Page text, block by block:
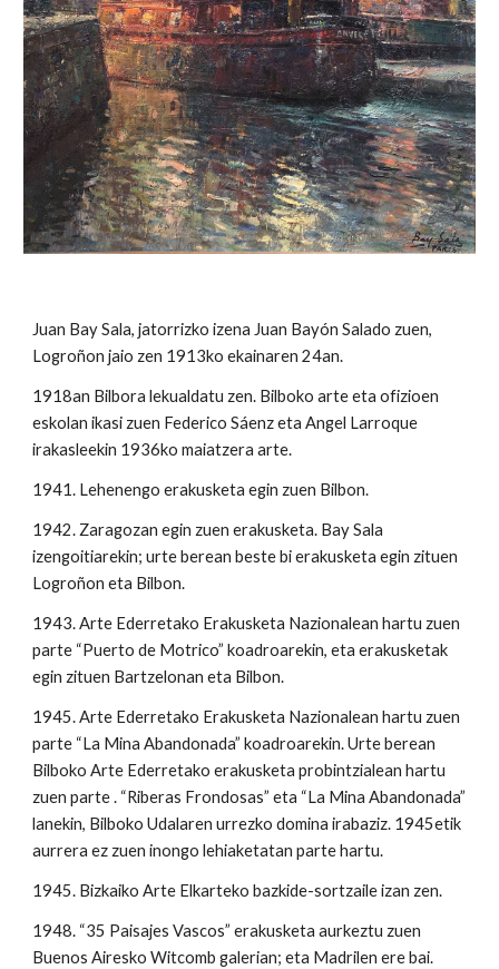
Juan Bay Sala, jatorrizko izena Juan Bayón Salado zuen,
Logroñon jaio zen 1913ko ekainaren 24an.
1918an Bilbora lekualdatu zen. Bilboko arte eta ofizioen
eskolan ikasi zuen Federico Sáenz eta Angel Larroque
irakasleekin 1936ko maiatzera arte.
1941. Lehenengo erakusketa egin zuen Bilbon.
1942. Zaragozan egin zuen erakusketa. Bay Sala
izengoitiarekin; urte berean beste bi erakusketa egin zituen
Logroñon eta Bilbon.
1943. Arte Ederretako Erakusketa Nazionalean hartu zuen
parte “Puerto de Motrico” koadroarekin, eta erakusketak
egin zituen Bartzelonan eta Bilbon.
1945. Arte Ederretako Erakusketa Nazionalean hartu zuen
parte “La Mina Abandonada” koadroarekin. Urte berean
Bilboko Arte Ederretako erakusketa probintzialean hartu
zuen parte . “Riberas Frondosas” eta “La Mina Abandonada”
lanekin, Bilboko Udalaren urrezko domina irabaziz. 1945etik
aurrera ez zuen inongo lehiaketatan parte hartu.
1945. Bizkaiko Arte Elkarteko bazkide-sortzaile izan zen.
1948. “35 Paisajes Vascos” erakusketa aurkeztu zuen
Buenos Airesko Witcomb galerian; eta Madrilen ere bai.